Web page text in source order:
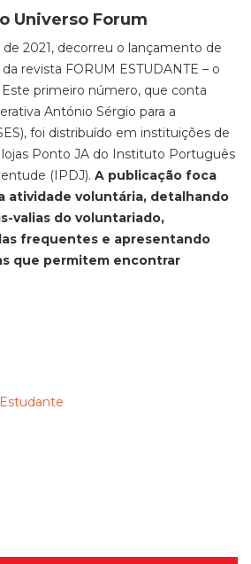
Universo Forum
2021, decorreu o lançamento de
revista FORUM ESTUDANTE – o
Este primeiro número, que conta
António Sérgio para a
foi distribuído em instituições de
lojas Ponto JA do Instituto Português
(IPDJ). A publicação foca
atividade voluntária, detalhando
valias do voluntariado,
frequentes e apresentando
que permitem encontrar